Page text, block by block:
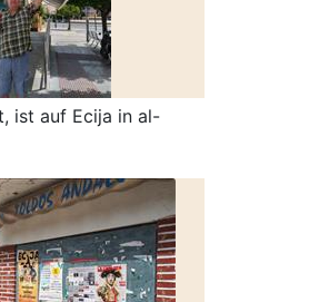
ist auf Ecija in al-